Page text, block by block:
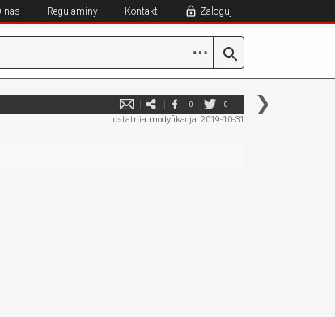
nas Regulaminy Kontakt Zaloguj
⋯
0 0
ostatnia modyfikacja: 2019-10-31